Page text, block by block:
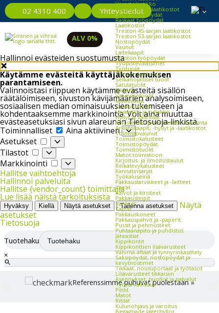
Hallinnoi evästeiden suostumusta
Käytämme evästeitä käyttäjäkokemuksen
parantamiseen.
Valinnoistasi riippuen käytämme evästeitä sisällön
räätälöimiseen, sivuston kävijämäärien analysoimiseen,
sosiaalisen median ominaisuuksien tukemiseen ja
kohdentaaksemme markkinointia. Voit aina muuttaa
evästeasetuksiasi sivun alareunan Tietosuoja-linkistä.
Toiminnalliset
Toiminnalliset
Aina aktiivinen
Asetukset
Asetukset
Tilastot
Tilastot
Markkinointi
Markkinointi
Hallitse vaihtoehtoja
Hallinnoi palveluita
Hallitse {vendor_count} toimittajia
Lue lisää näistä tarkoituksista
Hyväksy Kiellä Näytä asetukset Tallenna asetukset
Näytä
asetukset
Tietosuoja
02 4310 400 Yhteystiedot
Varastolaatikko
Työpöydät ja laatikostot
Kevyet työpöydät
Raskaat työpöydät
Laatikostot
Treston 45-sarjan laatikostot
Treston 53-sarjan laatikostot
Nostopöydät
Vaunut
Laitekaapit
Treston työpöydät
Työpistevalaisimet
Työtuolit
Treston työtuolit
Selkänojalliset tuolit
Satulatuolit
Jakkarat
Valvomotuolit
Muovilavat
Lavakaulukset
Lavahäkki ja rullakko
Hyllyt ja väliritilät
Kalusteiden ja tuotteiden merkintä
Arkistokaapit, -hyllyt ja -laatikostot
Toimistovaunut
Toimistokalusteet
Toimistopöydät
Toimistotuolit
Matot toimistoon
Kirjoitus- ja ilmoitustaulut
Reikälevykalusteet
Kannatinsarjat
Työkaluseinä
Pakkaustarvikkeet ja -laitteet
Vaa'at
Kalvot ja kiristeet
Pakkausteipit
Vanteet
Tarrat
Pakkauskoneet
Pakkauspahvit ja -paperit
Pussit ja pehmusteet
Puhtaanapito ja puhdistus
Jäteastiat
Kippikontit
Kippikonttien lisävarusteet
Valuma-altaat ja tynnyrinkäsittely
Saksipöydät, nostopöydät ja
kevytnostimet
Tikkaat, nousuportaat ja työtasot
Lisävarusteet tikkaisiin
Asennukset, huollot ja palvelut
Työturvallisuus
Peilit
Matot
Ritilät
Kulunohjaus ja varoitus
Begagnade lagerhyllor
ALV 0%
Tuotehaku
×
Referenssimme puhuvat puolestaan »